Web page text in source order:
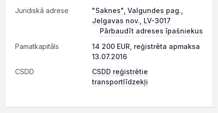
Juridiskā adrese
"Saknes", Valgundes pag.,
Jelgavas nov., LV-3017
Pārbaudīt adreses īpašniekus
Pamatkapitāls
14 200 EUR, reģistrēta apmaksa
13.07.2016
CSDD
CSDD reģistrētie
transportlīdzekļi